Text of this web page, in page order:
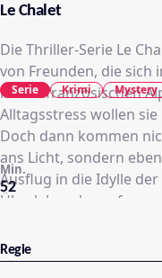
Le Chalet
Die Thriller-Serie Le
von Freunden, die sich
in den französischen
Alltagsstress wollen
Doch dann kommen
ans Licht, sondern
Ausflug in die Idylle
Überlebenskampf
52
Min.
Serie Krimi Mystery
Regie